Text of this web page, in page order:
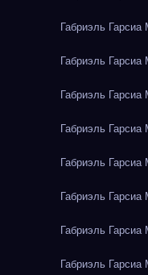
Габриэль
Габриэль
Габриэль
Габриэль
Габриэль
Габриэль
Габриэль
Габриэль